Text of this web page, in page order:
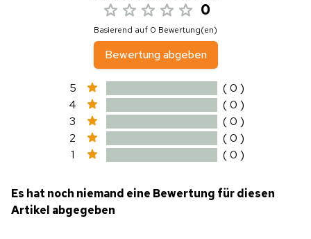
0
Basierend auf 0 Bewertung(en)
Bewertung abgeben
5
( 0 )
4
( 0 )
3
( 0 )
2
( 0 )
1
( 0 )
Es hat noch niemand eine Bewertung für diesen
Artikel abgegeben